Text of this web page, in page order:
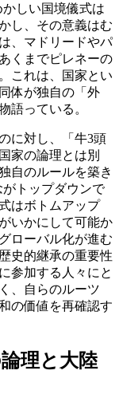
かしい国境儀式は
し、その意義はむ
、マドリードやパ
くまでピレネーの
これは、国家とい
体が独自の「外
語っている。
に対し、「牛3頭
家の論理とは別
自のルールを築き
がトップダウンで
はボトムアップ
いかにして可能か
ローバル化が進む
史的継承の重要性
参加する人々にと
、自らのルーツ
の価値を再確認す
理と大陸